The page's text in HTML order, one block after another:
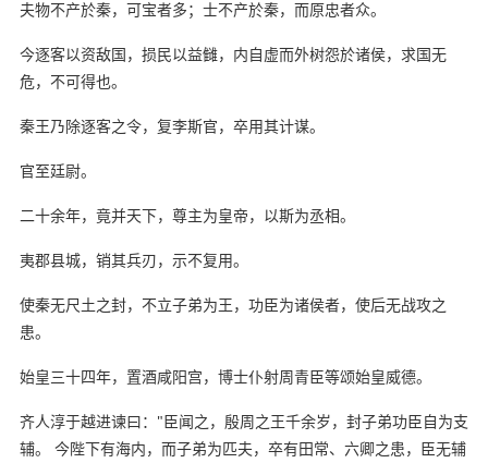
夫物不产於秦，可宝者多；士不产於秦，而原忠者众。
今逐客以资敌国，损民以益雠，内自虚而外树怨於诸侯，求国无
危，不可得也。
秦王乃除逐客之令，复李斯官，卒用其计谋。
官至廷尉。
二十余年，竟并天下，尊主为皇帝，以斯为丞相。
夷郡县城，销其兵刃，示不复用。
使秦无尺土之封，不立子弟为王，功臣为诸侯者，使后无战攻之
患。
始皇三十四年，置酒咸阳宫，博士仆射周青臣等颂始皇威德。
齐人淳于越进谏曰："臣闻之，殷周之王千余岁，封子弟功臣自为支
辅。 今陛下有海内，而子弟为匹夫，卒有田常、六卿之患，臣无辅